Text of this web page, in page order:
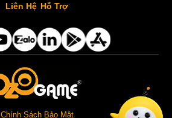
Liên Hệ Hỗ Trợ
Chính Sách Bảo Mật